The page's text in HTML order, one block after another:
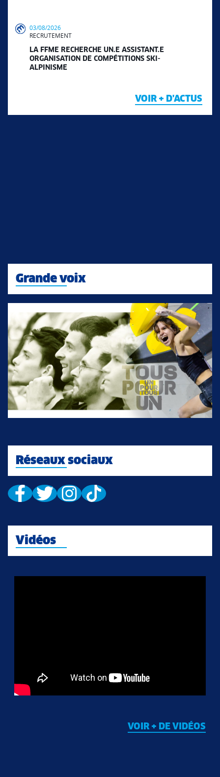
03/08/2026
RECRUTEMENT
LA FFME RECHERCHE UN.E ASSISTANT.E
ORGANISATION DE COMPÉTITIONS SKI-
ALPINISME
VOIR + D'ACTUS
Grande voix
Réseaux sociaux
Vidéos
VOIR + DE VIDÉOS